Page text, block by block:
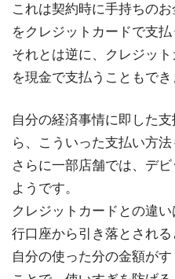
これは契約時に手持ちの
をクレジットカードで支払
それとは逆に、クレジッ
を現金で支払うこともでき
自分の経済事情に即した
ら、こういった支払い方法
さらに一部店舗では、デ
ようです。
クレジットカードとの違
行口座から引き落とされる
自分の使った分の金額が